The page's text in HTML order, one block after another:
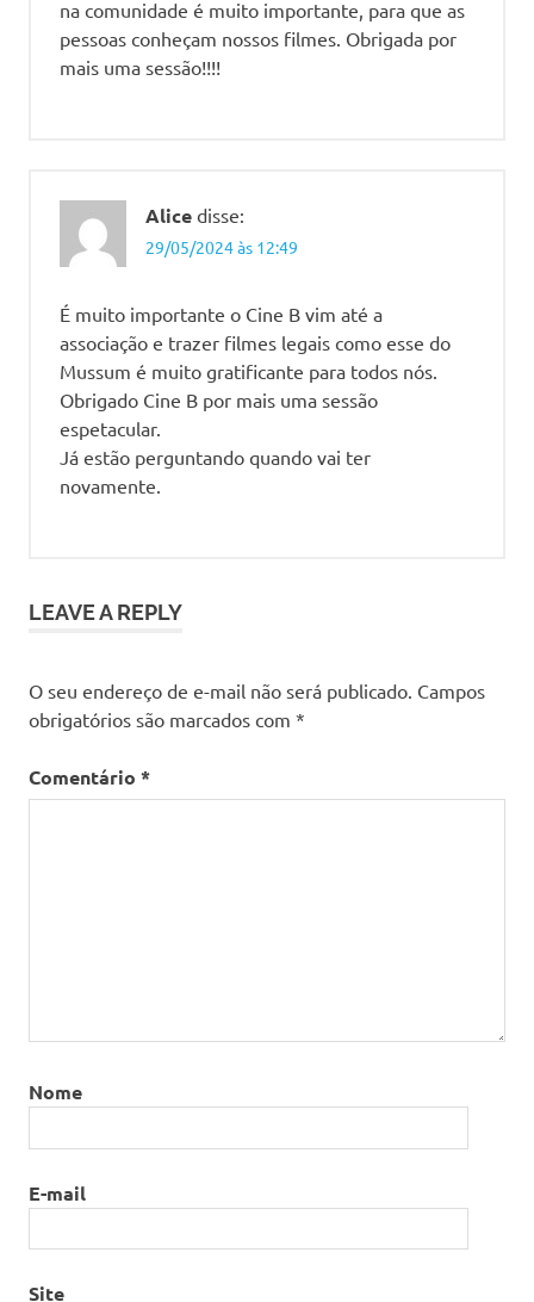
na comunidade é muito importante, para que as
pessoas conheçam nossos filmes. Obrigada por
mais uma sessão!!!!
Alice disse:
29/05/2024 às 12:49
É muito importante o Cine B vim até a
associação e trazer filmes legais como esse do
Mussum é muito gratificante para todos nós.
Obrigado Cine B por mais uma sessão
espetacular.
Já estão perguntando quando vai ter
novamente.
LEAVE A REPLY
O seu endereço de e-mail não será publicado. Campos
obrigatórios são marcados com *
Comentário *
Nome
E-mail
Site